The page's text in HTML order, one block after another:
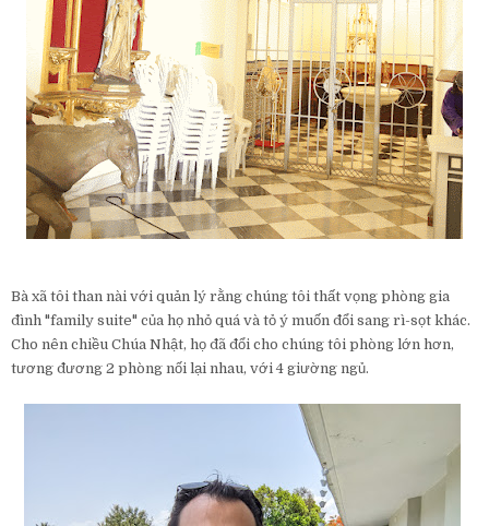
Bà xã tôi than nài với quản lý rằng chúng tôi thất vọng phòng gia
đình "family suite" của họ nhỏ quá và tỏ ý muốn đổi sang rì-sọt khác.
Cho nên chiều Chúa Nhật, họ đã đổi cho chúng tôi phòng lớn hơn,
tương đương 2 phòng nối lại nhau, với 4 giường ngủ.